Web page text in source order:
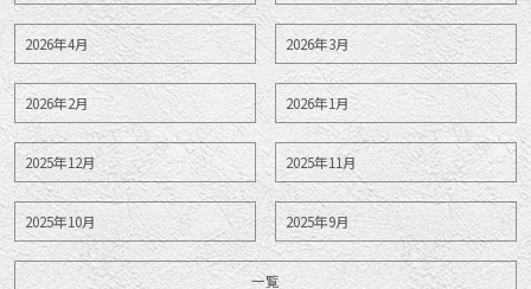
2026年4月 2026年3月
2026年2月 2026年1月
2025年12月 2025年11月
2025年10月 2025年9月
一覧